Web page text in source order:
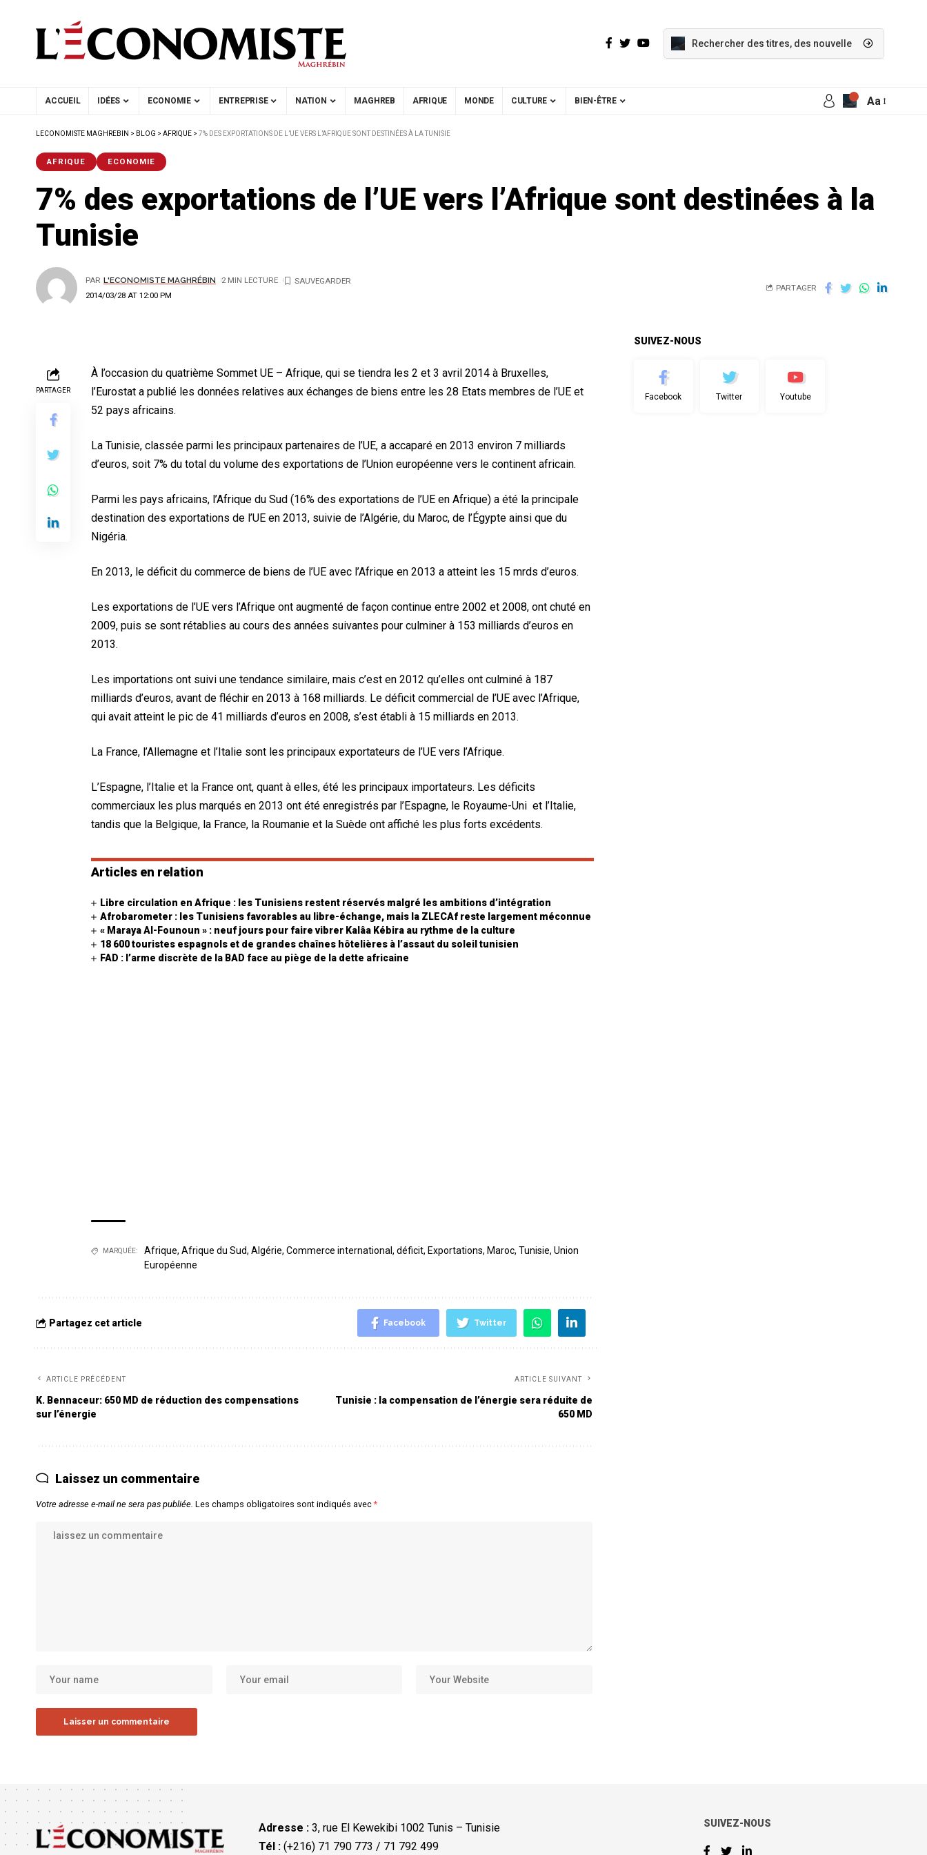
ACCUEIL IDÉES ECONOMIE ENTREPRISE NATION MAGHREB AFRIQUE MONDE CULTURE BIEN-ÊTRE Aa
LECONOMISTE MAGHREBIN > BLOG > AFRIQUE > 7% DES EXPORTATIONS DE L’UE VERS L’AFRIQUE SONT DESTINÉES À LA TUNISIE
AFRIQUE ECONOMIE
7% des exportations de l’UE vers l’Afrique sont destinées à la
Tunisie
2014/03/28 AT 12:00 PM
PAR L'ECONOMISTE MAGHRÉBIN 2 MIN LECTURE
PARTAGER
PARTAGER
À l’occasion du quatrième Sommet UE – Afrique, qui se tiendra les 2 et 3 avril 2014 à Bruxelles,
l’Eurostat a publié les données relatives aux échanges de biens entre les 28 Etats membres de l’UE et
52 pays africains.
La Tunisie, classée parmi les principaux partenaires de l’UE, a accaparé en 2013 environ 7 milliards
d’euros, soit 7% du total du volume des exportations de l’Union européenne vers le continent africain.
Parmi les pays africains, l’Afrique du Sud (16% des exportations de l’UE en Afrique) a été la principale
destination des exportations de l’UE en 2013, suivie de l’Algérie, du Maroc, de l’Égypte ainsi que du
Nigéria.
En 2013, le déficit du commerce de biens de l’UE avec l’Afrique en 2013 a atteint les 15 mrds d’euros.
Les exportations de l’UE vers l’Afrique ont augmenté de façon continue entre 2002 et 2008, ont chuté en
2009, puis se sont rétablies au cours des années suivantes pour culminer à 153 milliards d’euros en
2013.
Les importations ont suivi une tendance similaire, mais c’est en 2012 qu’elles ont culminé à 187
milliards d’euros, avant de fléchir en 2013 à 168 milliards. Le déficit commercial de l’UE avec l’Afrique,
qui avait atteint le pic de 41 milliards d’euros en 2008, s’est établi à 15 milliards en 2013.
La France, l’Allemagne et l’Italie sont les principaux exportateurs de l’UE vers l’Afrique.
L’Espagne, l’Italie et la France ont, quant à elles, été les principaux importateurs. Les déficits
commerciaux les plus marqués en 2013 ont été enregistrés par l’Espagne, le Royaume-Uni et l’Italie,
tandis que la Belgique, la France, la Roumanie et la Suède ont affiché les plus forts excédents.
Articles en relation
Libre circulation en Afrique : les Tunisiens restent réservés malgré les ambitions d’intégration
Afrobarometer : les Tunisiens favorables au libre-échange, mais la ZLECAf reste largement méconnue
« Maraya Al-Founoun » : neuf jours pour faire vibrer Kalâa Kébira au rythme de la culture
18 600 touristes espagnols et de grandes chaînes hôtelières à l’assaut du soleil tunisien
FAD : l’arme discrète de la BAD face au piège de la dette africaine
MARQUÉE: Afrique, Afrique du Sud, Algérie, Commerce international , déficit, Exportations, Maroc, Tunisie, Union
Européenne
Partagez cet article Facebook Twitter
ARTICLE PRÉCÉDENT
K. Bennaceur: 650 MD de réduction des compensations
sur l’énergie
ARTICLE SUIVANT
Tunisie : la compensation de l’énergie sera réduite de
650 MD
Laissez un commentaire
Votre adresse e-mail ne sera pas publiée. Les champs obligatoires sont indiqués avec*
SUIVEZ-NOUS
Facebook Twitter Youtube
Adresse : 3, rue El Kewekibi 1002 Tunis – Tunisie
Tél :(+216) 71 790 773 / 71 792 499
SUIVEZ-NOUS